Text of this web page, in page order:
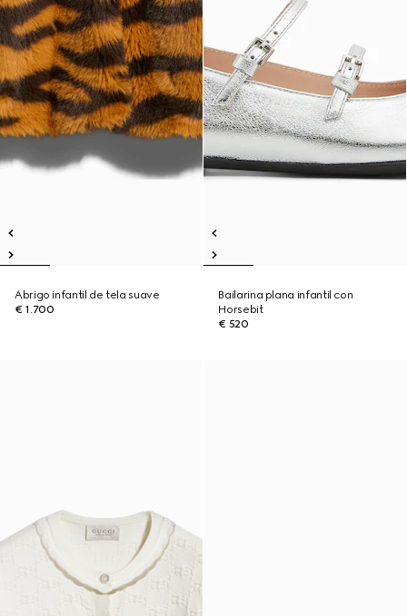
Abrigo infantil de tela suave
€ 1.700
Bailarina plana infantil con
Horsebit
€ 520